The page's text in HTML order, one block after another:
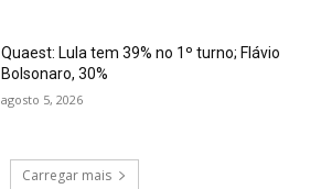
Quaest: Lula tem 39% no 1º turno; Flávio
Bolsonaro, 30%
agosto 5, 2026
Carregar mais